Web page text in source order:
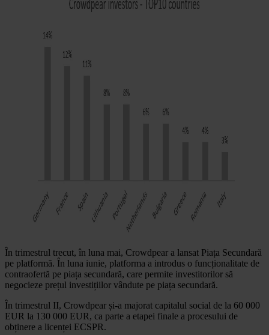
În trimestrul trecut, în luna mai, Crowdpear a lansat Piața Secundară
pe platformă. În luna iunie, platforma a introdus o funcționalitate de
contraofertă pe piața secundară, care permite investitorilor să
negocieze prețul investițiilor vândute pe piața secundară.
În trimestrul II, Crowdpear și-a majorat capitalul social de la 60 000
EUR la 130 000 EUR, ca parte a etapei finale a procesului de
obținere a licenței ECSPR.